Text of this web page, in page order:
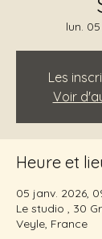
lun.
Les
Voir
Heure et
05 janv. 2026,
Le studio , 30
Veyle, France